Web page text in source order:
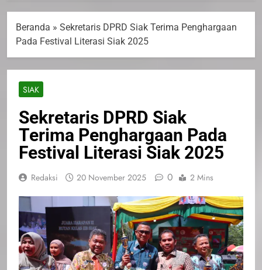
Beranda » Sekretaris DPRD Siak Terima Penghargaan
Pada Festival Literasi Siak 2025
SIAK
Sekretaris DPRD Siak
Terima Penghargaan Pada
Festival Literasi Siak 2025
Redaksi 20 November 2025 0 2 Mins